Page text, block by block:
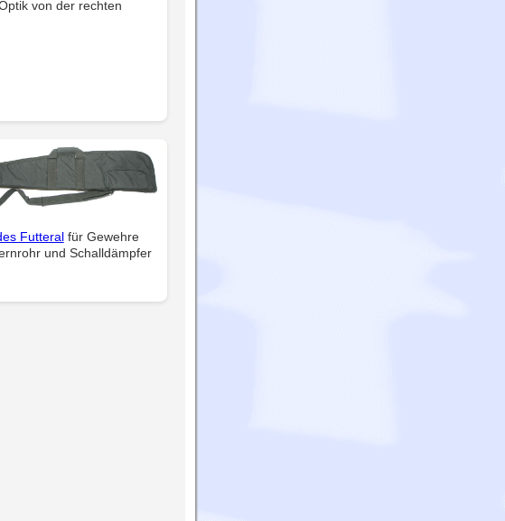
von der rechten
Futteralfür Gewehre
und Schalldämpfer